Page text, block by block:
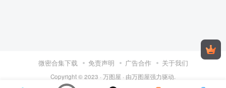
微密合集下载 免责声明 广告合作 关于我们
Copyright © 2023 · 万图屋 · 由万图屋强力驱动.